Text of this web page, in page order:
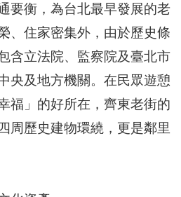
要衡，為台北最早發展的老
、住家密集外，由於歷史條
含立法院、監察院及臺北市
央及地方機關。在民眾遊憩
福」的好所在，齊東老街的
周歷史建物環繞，更是鄰里